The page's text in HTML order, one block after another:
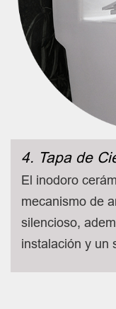
4. Tapa de
El inodoro
mecanismo de
silencioso,
instalación y un